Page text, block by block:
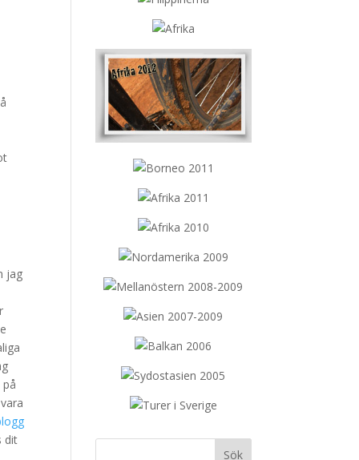
jag
dit